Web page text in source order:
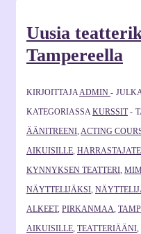
Uusia
Tampereella
KIRJOITTAJA ADMIN
KATEGORIASSA KURSSIT
ÄÄNITREENI ACTING
AIKUISILLE
KYNNYKSEN TEATTERI
NÄYTTELIJÄKSI
ALKEET, PIRKANMAA
AIKUISILLE TEATTERIÄÄNI